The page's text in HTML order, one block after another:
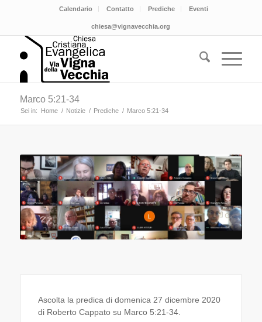
Calendario Contatto Prediche Eventi
chiesa@vignavecchia.org
Marco 5:21-34
Sei in: Home / Notizie / Prediche / Marco 5:21-34
Ascolta la predica di domenica 27 dicembre 2020
di Roberto Cappato su Marco 5:21-34.